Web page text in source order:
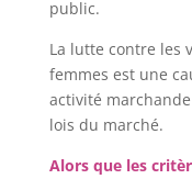
public.
La lutte contre les
femmes est une
activité
lois du marché.
Alors que les